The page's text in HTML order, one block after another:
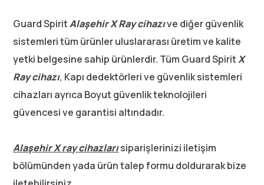
Guard SpiritAlaşehirX Ray cihazıve diğer güvenlik
sistemleri tüm ürünler uluslararası üretim ve kalite
yetki belgesine sahip ürünlerdir. Tüm Guard SpiritX
Ray cihazı, Kapı dedektörleri ve güvenlik sistemleri
cihazları ayrıca Boyut güvenlik teknolojileri
güvencesi ve garantisi altındadır.
Alaşehir X ray cihazlarısiparişlerinizi iletişim
bölümünden yada ürün talep formu doldurarak bize